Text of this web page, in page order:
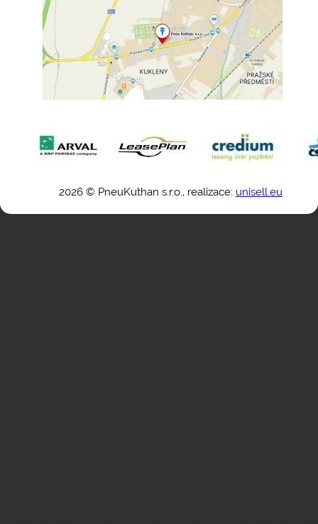
2026 © PneuKuthan s.r.o., realizace: unisell.eu